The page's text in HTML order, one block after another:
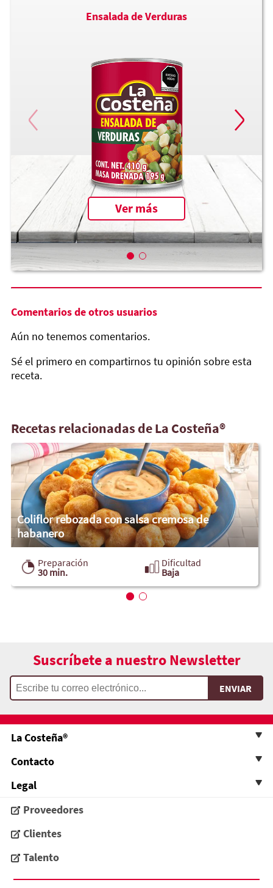
Ensalada de Verduras
Ver más
Comentarios de otros usuarios
Aún no tenemos comentarios.
Sé el primero en compartirnos tu opinión sobre esta
receta.
Recetas relacionadas de La Costeña®
Coliflor rebozada con salsa cremosa de
habanero
Preparación
30 min.
Dificultad
Baja
Suscríbete a nuestro Newsletter
La Costeña®
Contacto
Legal
Proveedores
Clientes
Talento